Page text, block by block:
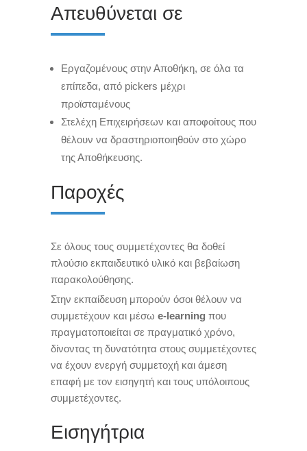
Απευθύνεται σε
Εργαζομένους στην Αποθήκη, σε όλα τα
επίπεδα, από pickers μέχρι
προϊσταμένους
Στελέχη Επιχειρήσεων και αποφοίτους που
θέλουν να δραστηριοποιηθούν στο χώρο
της Αποθήκευσης.
Παροχές
Σε όλους τους συμμετέχοντες θα δοθεί
πλούσιο εκπαιδευτικό υλικό και βεβαίωση
παρακολούθησης.
Στην εκπαίδευση μπορούν όσοι θέλουν να
συμμετέχουν και μέσω e-learning που
πραγματοποιείται σε πραγματικό χρόνο,
δίνοντας τη δυνατότητα στους συμμετέχοντες
να έχουν ενεργή συμμετοχή και άμεση
επαφή με τον εισηγητή και τους υπόλοιπους
συμμετέχοντες.
Εισηγήτρια